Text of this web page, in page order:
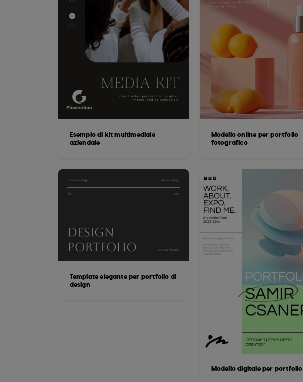
Esempio di kit multimediale
aziendale
Template elegante per portfolio di
design
Modello online per portfolio
fotografico
Modello digitale per portfolio